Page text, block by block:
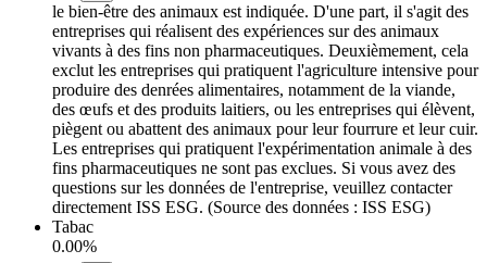
le bien-être des animaux est indiquée. D'une part, il s'agit des
entreprises qui réalisent des expériences sur des animaux
vivants à des fins non pharmaceutiques. Deuxièmement, cela
exclut les entreprises qui pratiquent l'agriculture intensive pour
produire des denrées alimentaires, notamment de la viande,
des œufs et des produits laitiers, ou les entreprises qui élèvent,
piègent ou abattent des animaux pour leur fourrure et leur cuir.
Les entreprises qui pratiquent l'expérimentation animale à des
fins pharmaceutiques ne sont pas exclues. Si vous avez des
questions sur les données de l'entreprise, veuillez contacter
directement ISS ESG. (Source des données : ISS ESG)
Tabac
0.00%